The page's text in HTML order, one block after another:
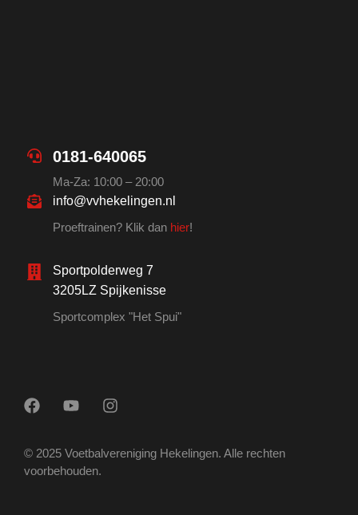
0181-640065
Ma-Za: 10:00 – 20:00
info@vvhekelingen.nl
Proeftrainen? Klik dan hier!
Sportpolderweg 7
3205LZ Spijkenisse
Sportcomplex "Het Spui"
© 2025 Voetbalvereniging Hekelingen. Alle rechten
voorbehouden.